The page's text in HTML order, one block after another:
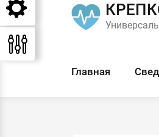
Главная